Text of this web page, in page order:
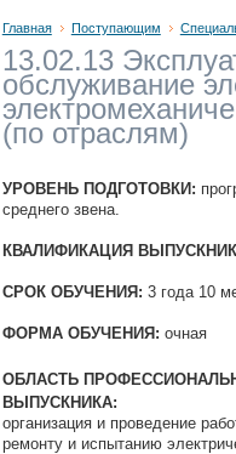
Главная Поступающим
13.02.13
обслуживание
(по отраслям)
УРОВЕНЬ ПОДГОТОВКИ:
среднего звена.
КВАЛИФИКАЦИЯ
СРОК ОБУЧЕНИЯ: 3 года 10
ФОРМА ОБУЧЕНИЯ: очная
ОБЛАСТЬ
ВЫПУСКНИКА:
организация и проведение
ремонту и испытанию